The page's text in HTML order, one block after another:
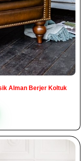
Alman Berjer Koltuk